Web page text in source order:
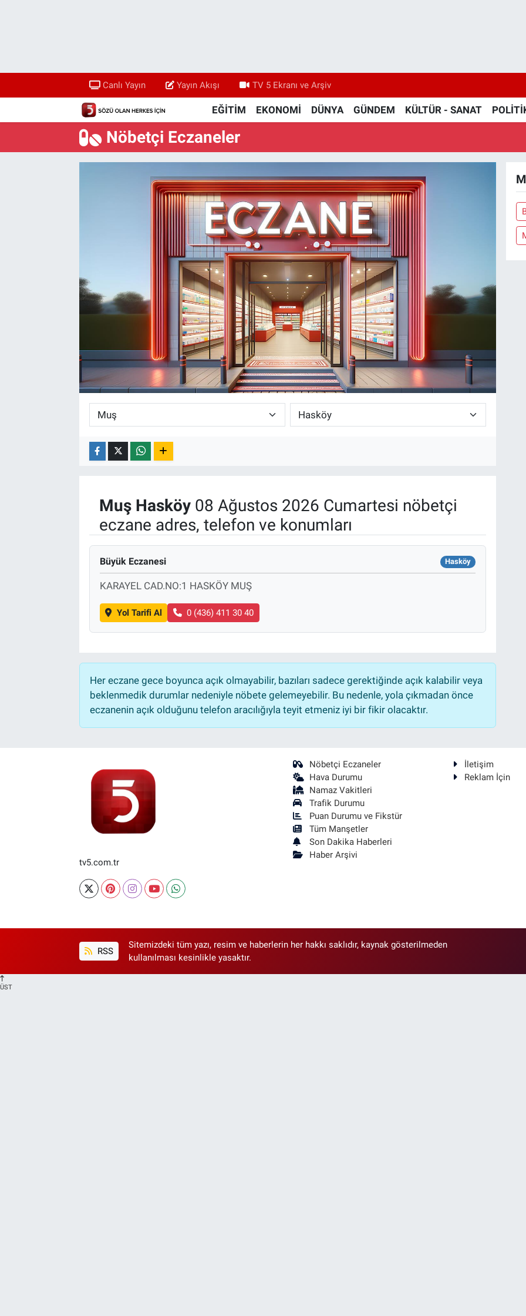
Canlı Yayın Yayın Akışı TV 5 Ekranı ve Arşiv
EĞİTİM EKONOMİ DÜNYA GÜNDEM KÜLTÜR - SANAT
Nöbetçi Eczaneler
Muş Hasköy08 Ağustos 2026 Cumartesi nöbetçi
eczane adres, telefon ve konumları
Büyük Eczanesi Hasköy
KARAYEL CAD.NO:1 HASKÖY MUŞ
Yol Tarifi Al 0 (436) 411 30 40
Her eczane gece boyunca açık olmayabilir, bazıları sadece gerektiğinde açık kalabilir veya
beklenmedik durumlar nedeniyle nöbete gelemeyebilir. Bu nedenle, yola çıkmadan önce
eczanenin açık olduğunu telefon aracılığıyla teyit etmeniz iyi bir fikir olacaktır.
tv5.com.tr
Nöbetçi Eczaneler
Hava Durumu
Namaz Vakitleri
Trafik Durumu
Puan Durumu ve Fikstür
Tüm Manşetler
Son Dakika Haberleri
Haber Arşivi
İletişim
Reklam İçin
RSS
Sitemizdeki tüm yazı, resim ve haberlerin her hakkı saklıdır, kaynak gösterilmeden
kullanılması kesinlikle yasaktır.
ÜST
Yayın Akışı
TV 5 Ekranı ve Arşiv